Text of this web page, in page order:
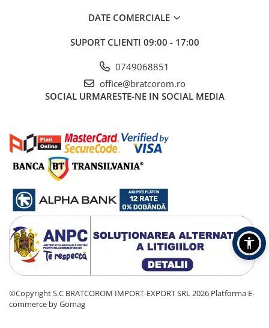
DATE COMERCIALE
SUPORT CLIENTI 09:00 - 17:00
0749068851
office@bratcorom.ro
SOCIAL URMARESTE-NE IN SOCIAL MEDIA
©Copyright S.C BRATCOROM IMPORT-EXPORT SRL 2026 Platforma E-
commerce by Gomag